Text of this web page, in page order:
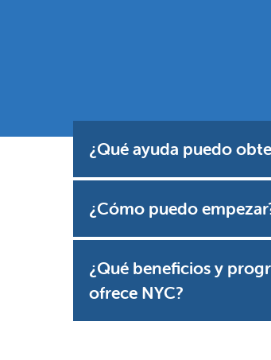
¿Qué ayuda puedo
¿Cómo puedo
¿Qué beneficios y
ofrece NYC?